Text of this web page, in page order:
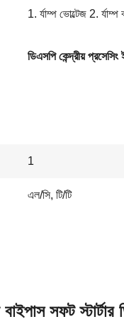
1. র্যাম্প ভোল্টেজ 2. র্যাম্প
ডিএসপি কেন্দ্রীয় প্রসেসিং
1
এল/সি, টি/টি
সফট